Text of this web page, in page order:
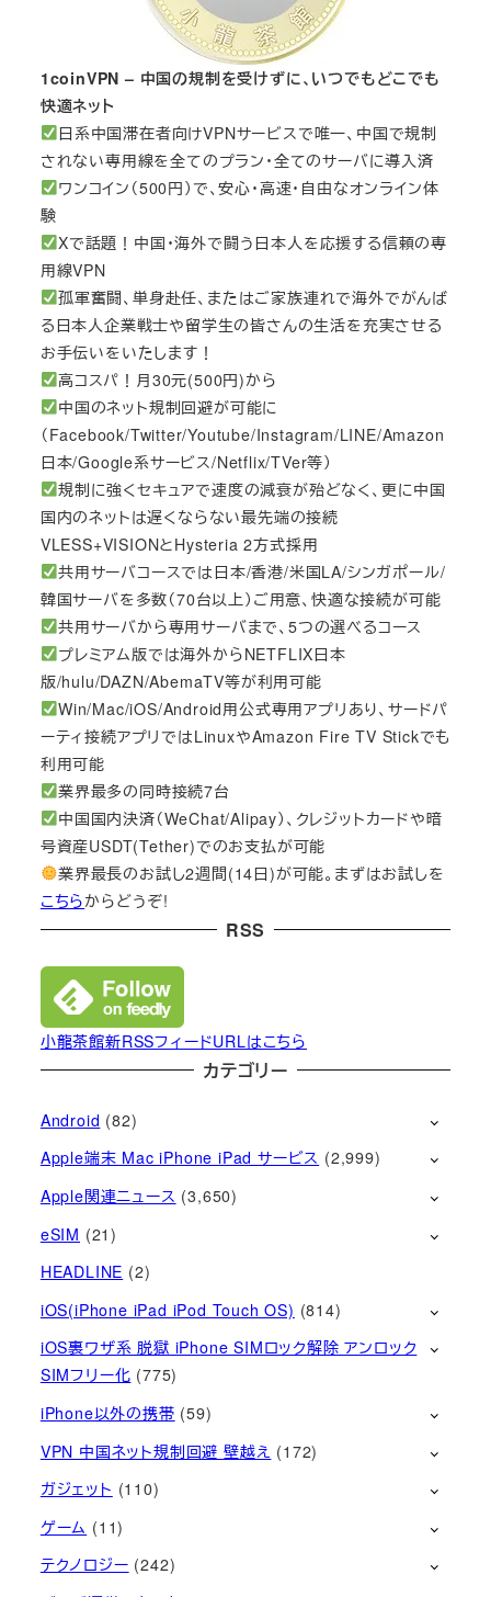
1coinVPN – 中国の規制を受けずに、いつでもどこでも
快適ネット
日系中国滞在者向けVPNサービスで唯一、中国で規制
されない専用線を全てのプラン・全てのサーバに導入済
ワンコイン（500円）で、安心・高速・自由なオンライン体
験
Xで話題！中国・海外で闘う日本人を応援する信頼の専
用線VPN
孤軍奮闘、単身赴任、またはご家族連れで海外でがんば
る日本人企業戦士や留学生の皆さんの生活を充実させる
お手伝いをいたします！
高コスパ！月30元(500円)から
中国のネット規制回避が可能に
（Facebook/Twitter/Youtube/Instagram/LINE/Amazon
日本/Google系サービス/Netflix/TVer等）
規制に強くセキュアで速度の減衰が殆どなく、更に中国
国内のネットは遅くならない最先端の接続
VLESS+VISIONとHysteria 2方式採用
共用サーバコースでは日本/香港/米国LA/シンガポール/
韓国サーバを多数（70台以上）ご用意、快適な接続が可能
共用サーバから専用サーバまで、5つの選べるコース
プレミアム版では海外からNETFLIX日本
版/hulu/DAZN/AbemaTV等が利用可能
Win/Mac/iOS/Android用公式専用アプリあり、サードパ
ーティ接続アプリではLinuxやAmazon Fire TV Stickでも
利用可能
業界最多の同時接続7台
中国国内決済（WeChat/Alipay）、クレジットカードや暗
号資産USDT(Tether)でのお支払が可能
業界最長のお試し2週間(14日)が可能。まずはお試しを
こちらからどうぞ!
RSS
小龍茶館新RSSフィードURLはこちら
カテゴリー
Android (82)
Apple端末 Mac iPhone iPad サービス (2,999)
Apple関連ニュース (3,650)
eSIM (21)
HEADLINE (2)
iOS(iPhone iPad iPod Touch OS) (814)
iOS裏ワザ系 脱獄 iPhone SIMロック解除 アンロック
SIMフリー化 (775)
iPhone以外の携帯 (59)
VPN 中国ネット規制回避 壁越え (172)
ガジェット (110)
ゲーム (11)
テクノロジー (242)